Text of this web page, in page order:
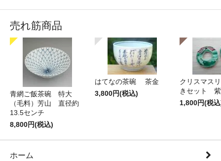
売れ筋商品
青網ご飯茶碗 特大
（毛料）芳山 直径約
13.5センチ
8,800円(税込)
はてなの茶碗 茶金
3,800円(税込)
クリスマス
きセット
1,800円(税
ホーム